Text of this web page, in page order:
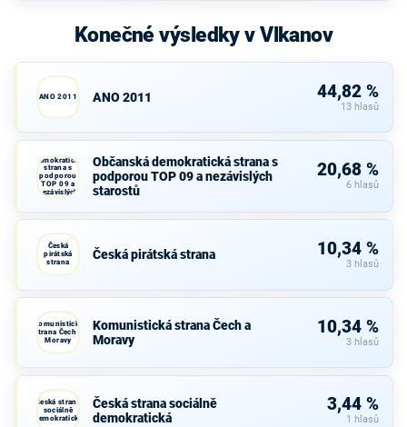
Konečné výsledky v Vlkanov
ANO 2011 ANO 2011 44,82 %
13 hlasů
demokratická
strana s
podporou
TOP 09 a
nezávislých
starostů
Občanská demokratická strana s
podporou TOP 09 a nezávislých
starostů
20,68 %
6 hlasů
Česká
pirátská
strana
Česká pirátská strana 10,34 %
3 hlasů
Komunistická
strana Čech a
Moravy
Komunistická strana Čech a
Moravy
10,34 %
3 hlasů
Česká strana
sociálně
demokratická
Česká strana sociálně
demokratická
3,44 %
1 hlasů